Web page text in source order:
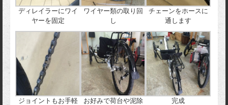
ディレイラーにワイ
ヤーを固定
ワイヤー類の取り回
し
チェーンをホースに
通します
ジョイントもお手軽
お好みで荷台や泥除
完成